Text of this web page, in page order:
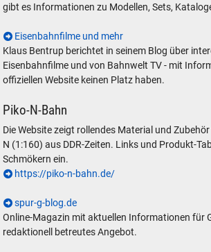
gibt es Informationen zu Modellen, Sets,
Eisenbahnfilme und mehr
Klaus Bentrup berichtet in seinem Blog über
Eisenbahnfilme und von Bahnwelt TV - mit
offiziellen Website keinen Platz haben.
Piko-N-Bahn
Die Website zeigt rollendes Material und
N (1:160) aus DDR-Zeiten. Links und Produkt-
Schmökern ein.
https://piko-n-bahn.de/
spur-g-blog.de
Online-Magazin mit aktuellen Informationen für
redaktionell betreutes Angebot.